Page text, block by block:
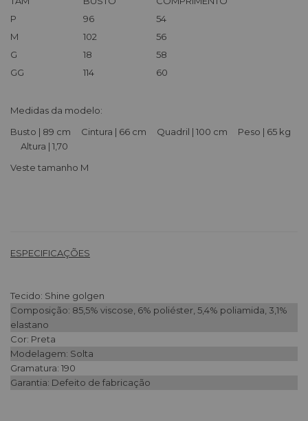
P
96
54
M
102
56
G
18
58
GG
114 60
Medidas da modelo:
Busto | 89 cm Cintura | 66 cm Quadril | 100 cm Peso | 65 kg
Altura | 1,70
Veste tamanho M
ESPECIFICAÇÕES
Tecido: Shine golgen
Composição: 85,5% viscose, 6% poliéster, 5,4% poliamida, 3,1%
elastano
Cor: Preta
Modelagem: Solta
Gramatura: 190
Garantia: Defeito de fabricação